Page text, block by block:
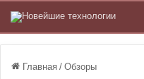
Главная / Обзоры